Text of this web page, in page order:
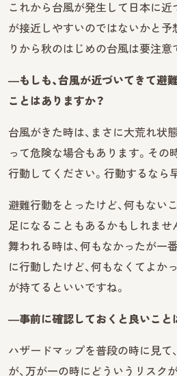
これから台風が発生して日本に近
が接近しやすいのではないかと予
りから秋のはじめの台風は要注意
―もしも、台風が近づいてきて避
ことはありますか？
台風がきた時は、まさに大荒れ状
って危険な場合もあります。その
行動してください。行動するなら
避難行動をとったけど、何もない
足になることもあるかもしれませ
舞われる時は、何もなかったが一
に行動したけど、何もなくてよか
が持てるといいですね。
―事前に確認しておくと良いこと
ハザードマップを普段の時に見て
が、万が一の時にどういうリスク